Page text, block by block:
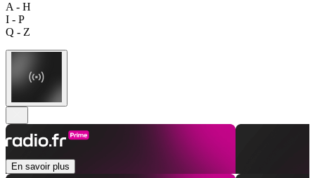
A - H
I - P
Q - Z
En savoir plus